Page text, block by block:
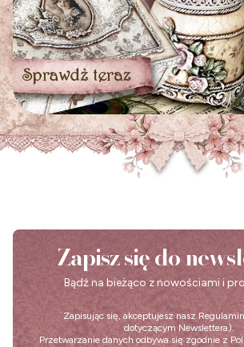
Zapisz się do
Bądź na bieżąco z nowościami i
Zapisując się, akceptujesz nasz Regulamin
dotyczącym Newslettera).
Przetwarzanie danych odbywa się zgodnie z